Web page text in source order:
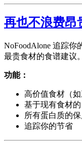
再也不浪费昂
NoFoodAlone 追踪你
最贵食材的食谱建议。
功能：
高价值食材（
基于现有食材
所有蛋白质的
追踪你的节省